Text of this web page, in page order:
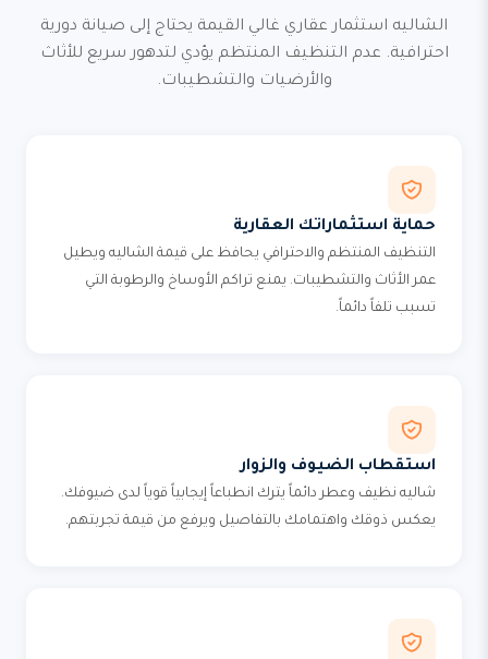
الشاليه استثمار عقاري غالي القيمة يحتاج إلى صيانة دورية
احترافية. عدم التنظيف المنتظم يؤدي لتدهور سريع للأثاث
والأرضيات والتشطيبات.
حماية استثماراتك العقارية
التنظيف المنتظم والاحترافي يحافظ على قيمة الشاليه ويطيل
عمر الأثاث والتشطيبات. يمنع تراكم الأوساخ والرطوبة التي
تسبب تلفاً دائماً.
استقطاب الضيوف والزوار
شاليه نظيف وعطر دائماً يترك انطباعاً إيجابياً قوياً لدى ضيوفك.
يعكس ذوقك واهتمامك بالتفاصيل ويرفع من قيمة تجربتهم.